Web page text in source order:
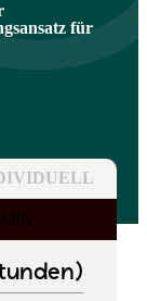
für